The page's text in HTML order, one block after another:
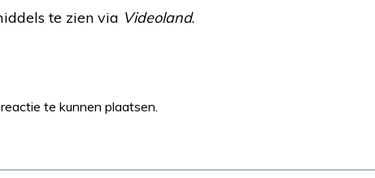
te zien via Videoland.
te kunnen plaatsen.